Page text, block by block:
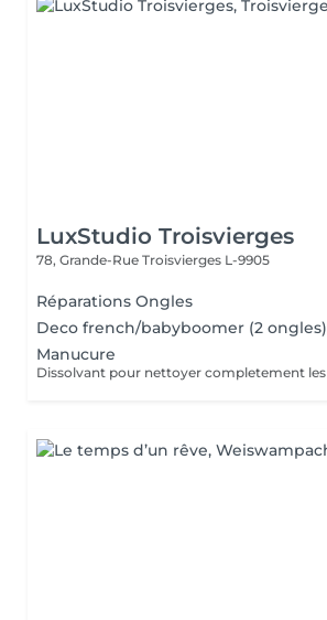
LuxStudio Troisvierges
78, Grande-Rue Troisvierges L-9905
Réparations Ongles
Deco french/babyboomer (2 ongles)
Manucure